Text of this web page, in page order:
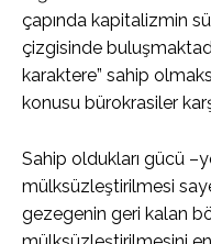
çapında kapitalizmin
çizgisinde
karaktere” sahip
konusu bürokrasiler
Sahip oldukları gücü
mülksüzleştirilmesi
gezegenin geri kalan